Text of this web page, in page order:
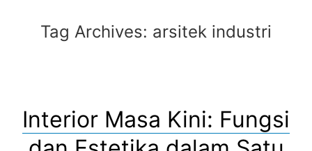
Tag Archives: arsitek industri
Interior Masa Kini: Fungsi